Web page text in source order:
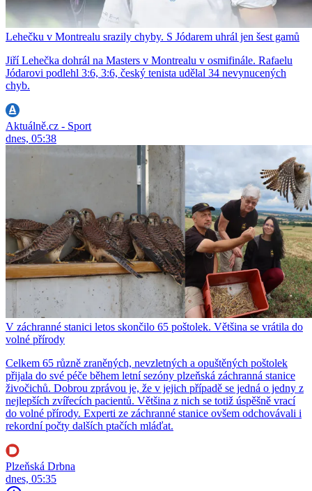
Lehečku v Montrealu srazily chyby. S Jódarem uhrál jen šest gamů
Jiří Lehečka dohrál na Masters v Montrealu v osmifinále. Rafaelu
Jódarovi podlehl 3:6, 3:6, český tenista udělal 34 nevynucených
chyb.
Aktuálně.cz - Sport
dnes, 05:38
V záchranné stanici letos skončilo 65 poštolek. Většina se vrátila do
volné přírody
Celkem 65 různě zraněných, nevzletných a opuštěných poštolek
přijala do své péče během letní sezóny plzeňská záchranná stanice
živočichů. Dobrou zprávou je, že v jejich případě se jedná o jedny z
nejlepších zvířecích pacientů. Většina z nich se totiž úspěšně vrací
do volné přírody. Experti ze záchranné stanice ovšem odchovávali i
rekordní počty dalších ptačích mláďat.
Plzeňská Drbna
dnes, 05:35